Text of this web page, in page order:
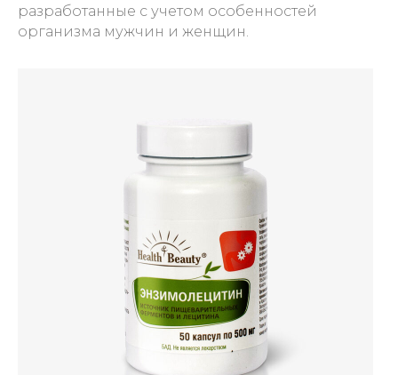
разработанные с учетом особенностей
организма мужчин и женщин.